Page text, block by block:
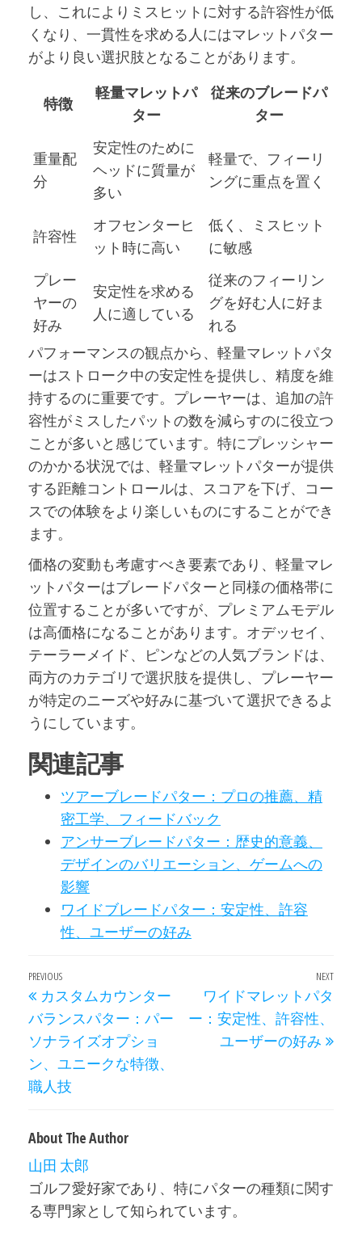
し、これによりミスヒットに対する許容性が低
くなり、一貫性を求める人にはマレットパター
がより良い選択肢となることがあります。
特徴
軽量マレットパ
ター
従来のブレードパ
ター
重量配
分
安定性のために
ヘッドに質量が
多い
軽量で、フィーリ
ングに重点を置く
許容性
オフセンターヒ
ット時に高い
低く、ミスヒット
に敏感
プレー
ヤーの
好み
安定性を求める
人に適している
従来のフィーリン
グを好む人に好ま
れる
パフォーマンスの観点から、軽量マレットパタ
ーはストローク中の安定性を提供し、精度を維
持するのに重要です。プレーヤーは、追加の許
容性がミスしたパットの数を減らすのに役立つ
ことが多いと感じています。特にプレッシャー
のかかる状況では、軽量マレットパターが提供
する距離コントロールは、スコアを下げ、コー
スでの体験をより楽しいものにすることができ
ます。
価格の変動も考慮すべき要素であり、軽量マレ
ットパターはブレードパターと同様の価格帯に
位置することが多いですが、プレミアムモデル
は高価格になることがあります。オデッセイ、
テーラーメイド、ピンなどの人気ブランドは、
両方のカテゴリで選択肢を提供し、プレーヤー
が特定のニーズや好みに基づいて選択できるよ
うにしています。
関連記事
ツアーブレードパター：プロの推薦、精
密工学、フィードバック
アンサーブレードパター：歴史的意義、
デザインのバリエーション、ゲームへの
影響
ワイドブレードパター：安定性、許容
性、ユーザーの好み
Post
navigation
Previous
Post
PREVIOUS
カスタムカウンター
バランスパター：パー
ソナライズオプショ
ン、ユニークな特徴、
職人技
Next
NEXT
ワイドマレットパタ
ー：安定性、許容性、
ユーザーの好み
About The Author
山田 太郎
ゴルフ愛好家であり、特にパターの種類に関す
る専門家として知られています。